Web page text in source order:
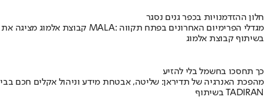
חלון ההזדמנויות בכפר גנים נסגר
קבוצת אלמוג מציגה את פרויקט MALA: מגדלי הפרימיום האחרונים בפתח תקווה
בשיתוף קבוצת אלמוג
כך תחסכו בחשמל בלי להזיע
מהפכת האנרגיה של תדיראן: שליטה, אבטחת מידע וניהול אקלים חכם
בשיתוף TADIRAN